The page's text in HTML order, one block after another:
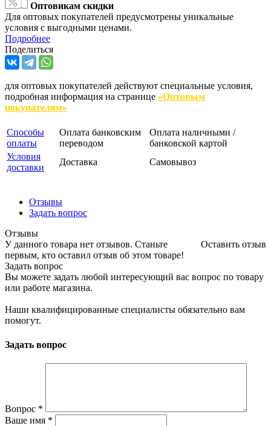
Оптовикам скидки
Для оптовых покупателей предусмотрены уникальные
условия с выгодными ценами.
Подробнее
Поделиться
для оптовых покупателей действуют специальные условия,
подробная информация на странице «Оптовым
покупателям»
Способы
оплаты
Оплата банковским
переводом
Оплата наличными /
банковской картой
Условия
доставки
Доставка Самовывоз
Отзывы
Задать вопрос
Отзывы
Оставить отзыв
У данного товара нет отзывов. Станьте
первым, кто оставил отзыв об этом товаре!
Задать вопрос
Вы можете задать любой интересующий вас вопрос по товару
или работе магазина.
Наши квалифицированные специалисты обязательно вам
помогут.
Задать вопрос
Вопрос *
Ваше имя *